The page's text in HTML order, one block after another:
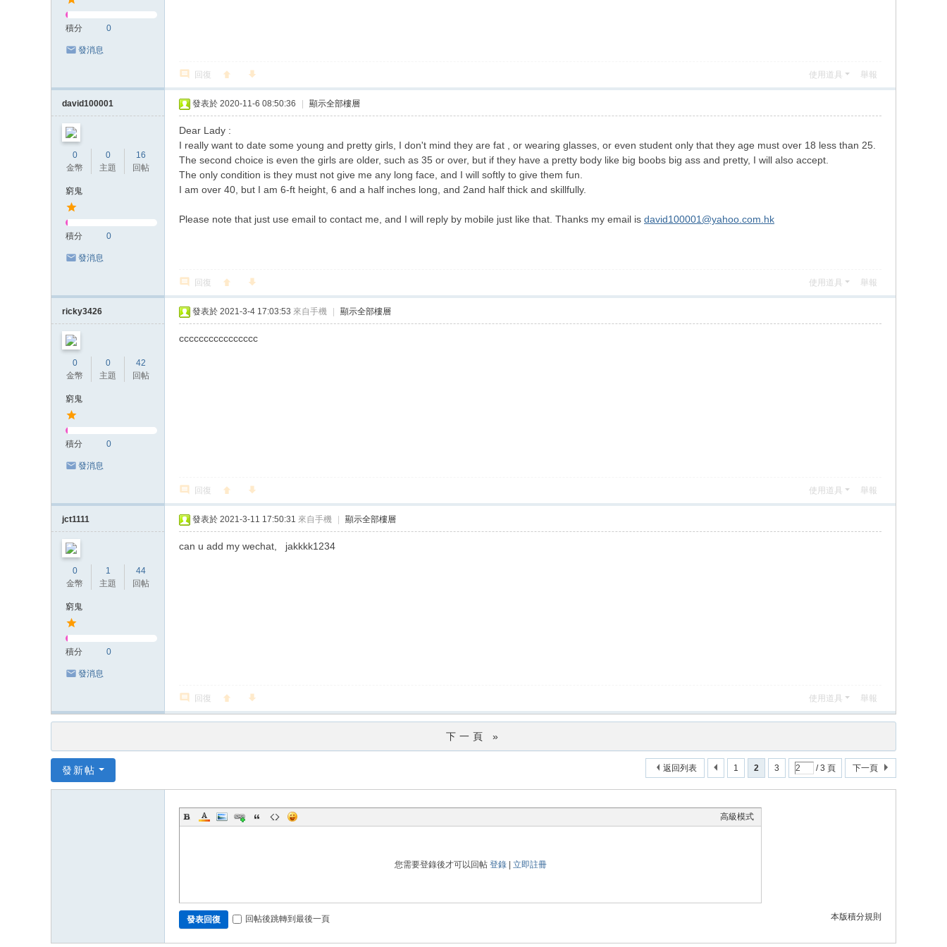
積分 0
發消息
回復 使用道具 舉報
david100001
0
金幣
0
主題
16
回帖
窮鬼
積分 0
發消息
發表於 2020-11-6 08:50:36 顯示全部樓層
Dear Lady :
I really want to date some young and pretty girls, I don't mind they are fat , or wearing glasses, or even student only that they age must over 18 less than 25.
The second choice is even the girls are older, such as 35 or over, but if they have a pretty body like big boobs big ass and pretty, I will also accept.
The only condition is they must not give me any long face, and I will softly to give them fun.
I am over 40, but I am 6-ft height, 6 and a half inches long, and 2and half thick and skillfully.
Please note that just use email to contact me, and I will reply by mobile just like that. Thanks my email is david100001@yahoo.com.hk
回復 使用道具 舉報
ricky3426
0
金幣
0
主題
42
回帖
窮鬼
積分 0
發消息
發表於 2021-3-4 17:03:53 來自手機 顯示全部樓層
cccccccccccccccc
回復 使用道具 舉報
jct1111
0
金幣
1
主題
44
回帖
窮鬼
積分 0
發消息
發表於 2021-3-11 17:50:31 來自手機 顯示全部樓層
can u add my wechat, jakkkk1234
回復 使用道具 舉報
下一頁 »
1 2 3 / 3 頁 下一頁
返回列表
發新帖
高級模式
您需要登錄後才可以回帖 登錄| 立即註冊
本版積分規則
發表回復 回帖後跳轉到最後一頁